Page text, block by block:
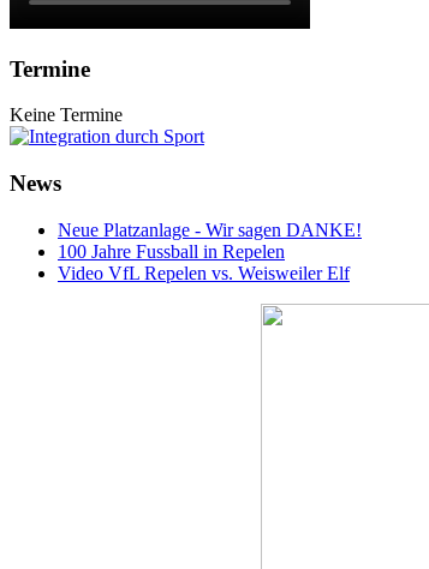
Termine
Keine Termine
News
Neue Platzanlage - Wir sagen DANKE!
100 Jahre Fussball in Repelen
Video VfL Repelen vs. Weisweiler Elf